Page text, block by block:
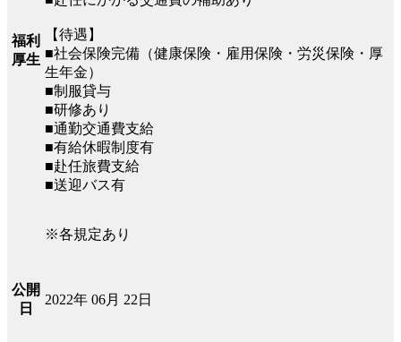
福利
厚生
【待遇】
■社会保険完備（健康保険・雇用保険・労災保険・厚
生年金）
■制服貸与
■研修あり
■通勤交通費支給
■有給休暇制度有
■赴任旅費支給
■送迎バス有
※各規定あり
公開
日
2022年 06月 22日